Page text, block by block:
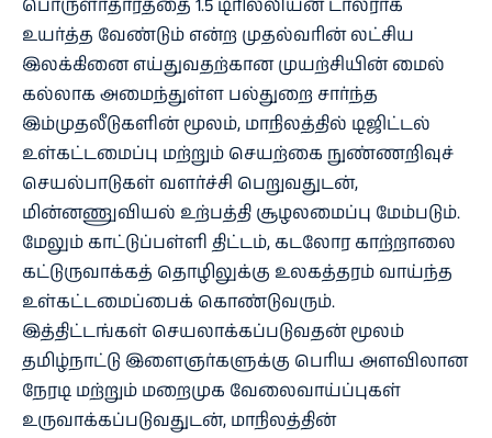
பொருளாதாரத்தை 1.5 டிரில்லியன் டாலராக
உயர்த்த வேண்டும் என்ற முதல்வரின் லட்சிய
இலக்கினை எய்துவதற்கான முயற்சியின் மைல்
கல்லாக அமைந்துள்ள பல்துறை சார்ந்த
இம்முதலீடுகளின் மூலம், மாநிலத்தில் டிஜிட்டல்
உள்கட்டமைப்பு மற்றும் செயற்கை நுண்ணறிவுச்
செயல்பாடுகள் வளர்ச்சி பெறுவதுடன்,
மின்னணுவியல் உற்பத்தி சூழலமைப்பு மேம்படும்.
மேலும் காட்டுப்பள்ளி திட்டம், கடலோர காற்றாலை
கட்டுருவாக்கத் தொழிலுக்கு உலகத்தரம் வாய்ந்த
உள்கட்டமைப்பைக் கொண்டுவரும்.
இத்திட்டங்கள் செயலாக்கப்படுவதன் மூலம்
தமிழ்நாட்டு இளைஞர்களுக்கு பெரிய அளவிலான
நேரடி மற்றும் மறைமுக வேலைவாய்ப்புகள்
உருவாக்கப்படுவதுடன், மாநிலத்தின்